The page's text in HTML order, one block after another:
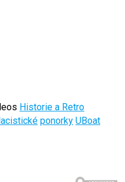
Historie a Retro
ponorky UBoat